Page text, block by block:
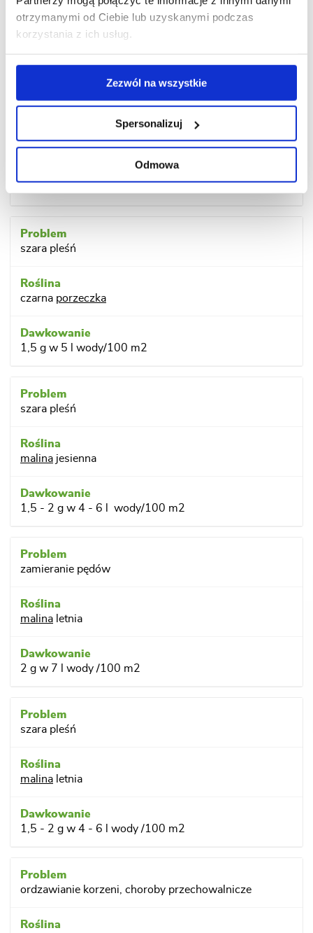
otrzymanymi od Ciebie lub uzyskanymi podczas
korzystania z ich usług.
Zezwól na wszystkie
Spersonalizuj
Odmowa
truskawka
szara pleśń
czarna porzeczka
1,5 g w 5 l wody/100 m2
szara pleśń
malina jesienna
1,5 - 2 g w 4 - 6 l wody/100 m2
zamieranie pędów
malina letnia
2 g w 7 l wody /100 m2
szara pleśń
malina letnia
1,5 - 2 g w 4 - 6 l wody /100 m2
ordzawianie korzeni, choroby przechowalnicze